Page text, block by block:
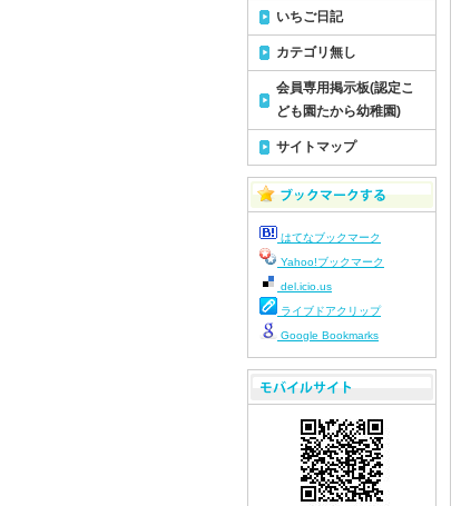
いちご日記
カテゴリ無し
会員専用掲示板(認定こ
ども園たから幼稚園)
サイトマップ
はてなブックマーク
Yahoo!ブックマーク
del.icio.us
ライブドアクリップ
Google Bookmarks